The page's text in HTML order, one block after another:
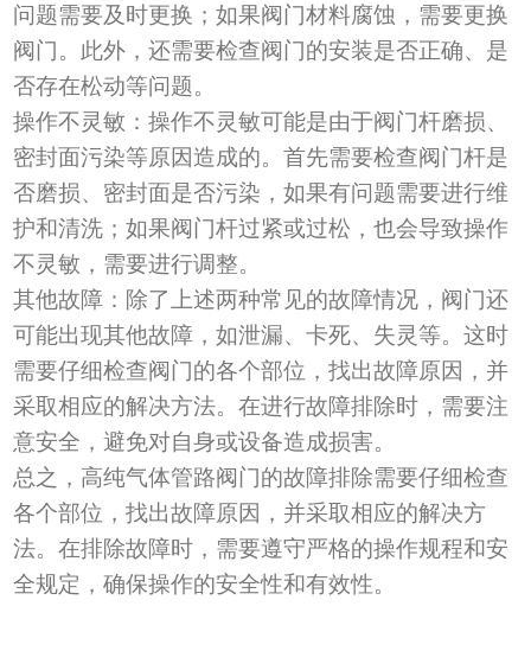
问题需要及时更换；如果阀门材料腐蚀，需要更换
阀门。此外，还需要检查阀门的安装是否正确、是
否存在松动等问题。
操作不灵敏 ：操作不灵敏可能是由于阀门杆磨损、
密封面污染等原因造成的。首先需要检查阀门杆是
否磨损、密封面是否污染，如果有问题需要进行维
护和清洗；如果阀门杆过紧或过松，也会导致操作
不灵敏，需要进行调整。
其他故障 ： 除了上述两种常见的故障情况，阀门还
可能出现其他故障，如泄漏、卡死、失灵等。这时
需要仔细检查阀门的各个部位，找出故障原因，并
采取相应的解决方法。在进行故障排除时，需要注
意安全，避免对自身或设备造成损害。
总之，高纯气体管路阀门的故障排除需要仔细检查
各个部位，找出故障原因，并采取相应的解决方
法。在排除故障时，需要遵守严格的操作规程和安
全规定，确保操作的安全性和有效性。